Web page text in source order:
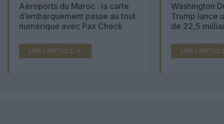
Aéroports du Maroc : la carte
d’embarquement passe au tout
numérique avec Pax Check
LIRE L'ARTICLE
Washington
Trump lance
de 22,5
LIRE